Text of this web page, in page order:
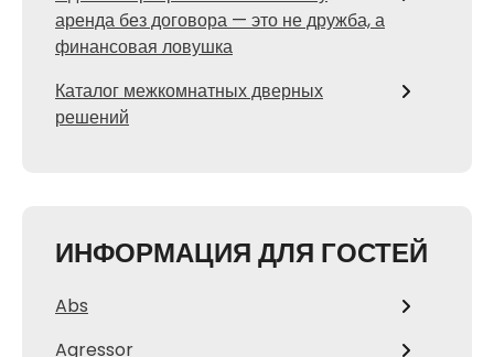
аренда без договора — это не дружба, а
финансовая ловушка
Каталог межкомнатных дверных
решений
ИНФОРМАЦИЯ ДЛЯ ГОСТЕЙ
Abs
Agressor